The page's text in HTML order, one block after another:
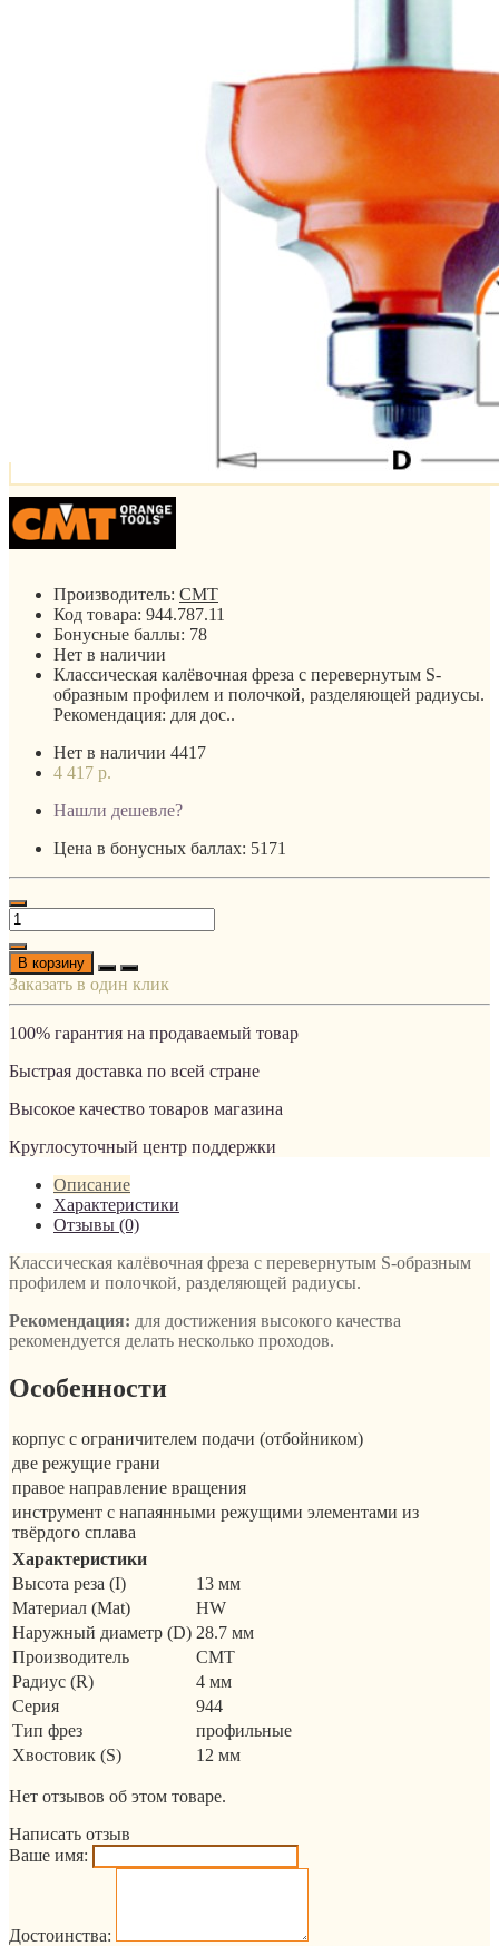
Производитель: CMT
Код товара: 944.787.11
Бонусные баллы: 78
Нет в наличии
Классическая калёвочная фреза с перевернутым S-
образным профилем и полочкой, разделяющей радиусы.
Рекомендация: для дос..
Нет в наличии 4417
4 417 р.
Нашли дешевле?
Цена в бонусных баллах: 5171
В корзину
Заказать в один клик
100% гарантия на продаваемый товар
Быстрая доставка по всей стране
Высокое качество товаров магазина
Круглосуточный центр поддержки
Описание
Характеристики
Отзывы (0)
Классическая калёвочная фреза с перевернутым S-образным
профилем и полочкой, разделяющей радиусы.
Рекомендация: для достижения высокого качества
рекомендуется делать несколько проходов.
Особенности
корпус с ограничителем подачи (отбойником)
две режущие грани
правое направление вращения
инструмент с напаянными режущими элементами из
твёрдого сплава
Характеристики
Высота реза (I)
13 мм
Материал (Mat)
HW
Наружный диаметр (D) 28.7 мм
Производитель
CMT
Радиус (R)
4 мм
Серия
944
Тип фрез
профильные
Хвостовик (S)
12 мм
Нет отзывов об этом товаре.
Написать отзыв
Ваше имя:
Достоинства: